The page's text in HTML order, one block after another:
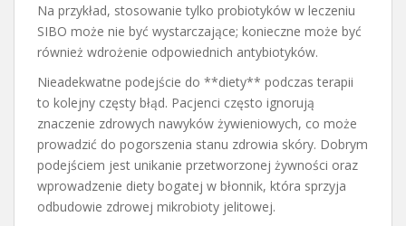
Na przykład, stosowanie tylko probiotyków w leczeniu
SIBO może nie być wystarczające; konieczne może być
również wdrożenie odpowiednich antybiotyków.
Nieadekwatne podejście do **diety** podczas terapii
to kolejny częsty błąd. Pacjenci często ignorują
znaczenie zdrowych nawyków żywieniowych, co może
prowadzić do pogorszenia stanu zdrowia skóry. Dobrym
podejściem jest unikanie przetworzonej żywności oraz
wprowadzenie diety bogatej w błonnik, która sprzyja
odbudowie zdrowej mikrobioty jelitowej.